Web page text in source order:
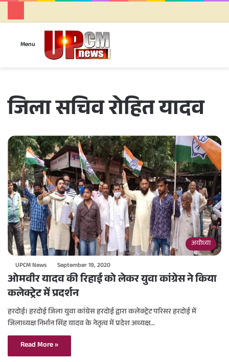
Menu
जिला सचिव रोहित यादव
अयोध्या
UPCM News September 19, 2020
ओमवीर यादव की रिहाई को लेकर युवा कांग्रेस ने किया
कलेक्ट्रेट में प्रदर्शन
हरदोई। हरदोई जिला युवा कांग्रेस हरदोई द्वारा कलेक्ट्रेट परिसर हरदोई में
जिलाध्यक्ष निर्भान सिंह यादव के नेतृत्व में प्रदेश अध्यक्ष…
Read More »